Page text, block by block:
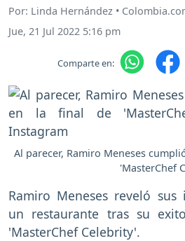
Por: Linda Hernández •
Jue, 21 Jul 2022 5:16 pm
Comparte en:
Al parecer, Ramiro Meneses
'MasterChef
Ramiro Meneses reveló
un restaurante tras su
'MasterChef Celebrity'.